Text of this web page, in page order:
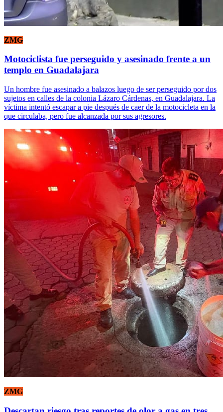
ZMG
Motociclista fue perseguido y asesinado frente a un
templo en Guadalajara
Un hombre fue asesinado a balazos luego de ser perseguido por dos
sujetos en calles de la colonia Lázaro Cárdenas, en Guadalajara. La
víctima intentó escapar a pie después de caer de la motocicleta en la
que circulaba, pero fue alcanzada por sus agresores.
ZMG